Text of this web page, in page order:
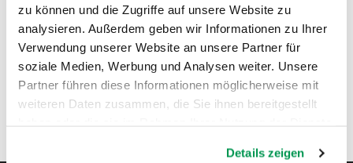
zu können und die Zugriffe auf unsere Website zu
analysieren. Außerdem geben wir Informationen zu Ihrer
Verwendung unserer Website an unsere Partner für
soziale Medien, Werbung und Analysen weiter. Unsere
Partner führen diese Informationen möglicherweise mit
weiteren Daten zusammen, die Sie ihnen bereitgestellt
Details zeigen